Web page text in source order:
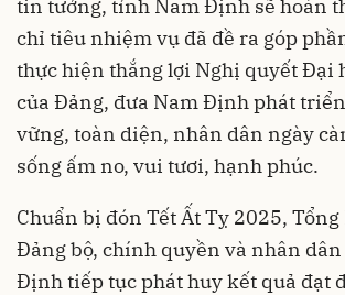
tin tưởng, tỉnh Nam Định sẽ hoàn
chỉ tiêu nhiệm vụ đã đề ra góp
thực hiện thắng lợi Nghị quyết Đại
của Đảng, đưa Nam Định phát
vững, toàn diện, nhân dân ngày
sống ấm no, vui tươi, hạnh phúc.
Chuẩn bị đón Tết Ất Tỵ 2025,
Đảng bộ, chính quyền và nhân
Định tiếp tục phát huy kết quả đạt